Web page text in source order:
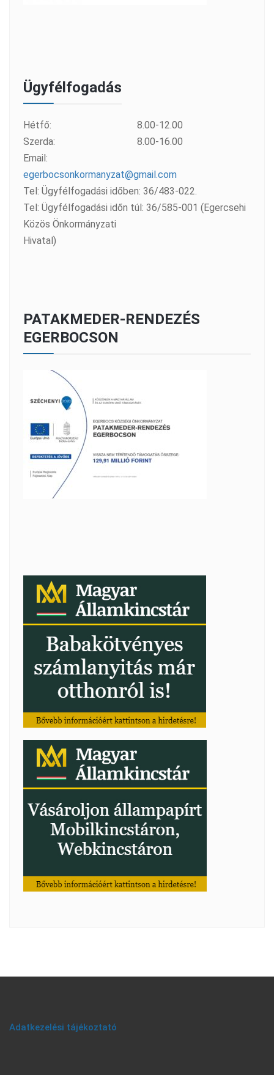
Ügyfélfogadás
Hétfő:
8.00-12.00
Szerda:
8.00-16.00
Email:
egerbocsonkormanyzat@gmail.com
Tel: Ügyfélfogadási időben: 36/483-022.
Tel: Ügyfélfogadási időn túl: 36/585-001 (Egercsehi
Közös Önkormányzati
Hivatal)
PATAKMEDER-RENDEZÉS
EGERBOCSON
Adatkezelési tájékoztató